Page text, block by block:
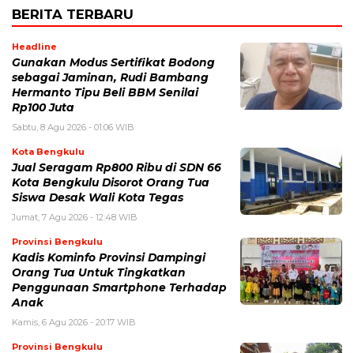
BERITA TERBARU
Headline
Gunakan Modus Sertifikat Bodong
sebagai Jaminan, Rudi Bambang
Hermanto Tipu Beli BBM Senilai
Rp100 Juta
Sabtu, 8 Agu 2026 - 01:06 WIB
Kota Bengkulu
Jual Seragam Rp800 Ribu di SDN 66
Kota Bengkulu Disorot Orang Tua
Siswa Desak Wali Kota Tegas
Jumat, 7 Agu 2026 - 12:48 WIB
Provinsi Bengkulu
Kadis Kominfo Provinsi Dampingi
Orang Tua Untuk Tingkatkan
Penggunaan Smartphone Terhadap
Anak
Kamis, 6 Agu 2026 - 20:17 WIB
Provinsi Bengkulu